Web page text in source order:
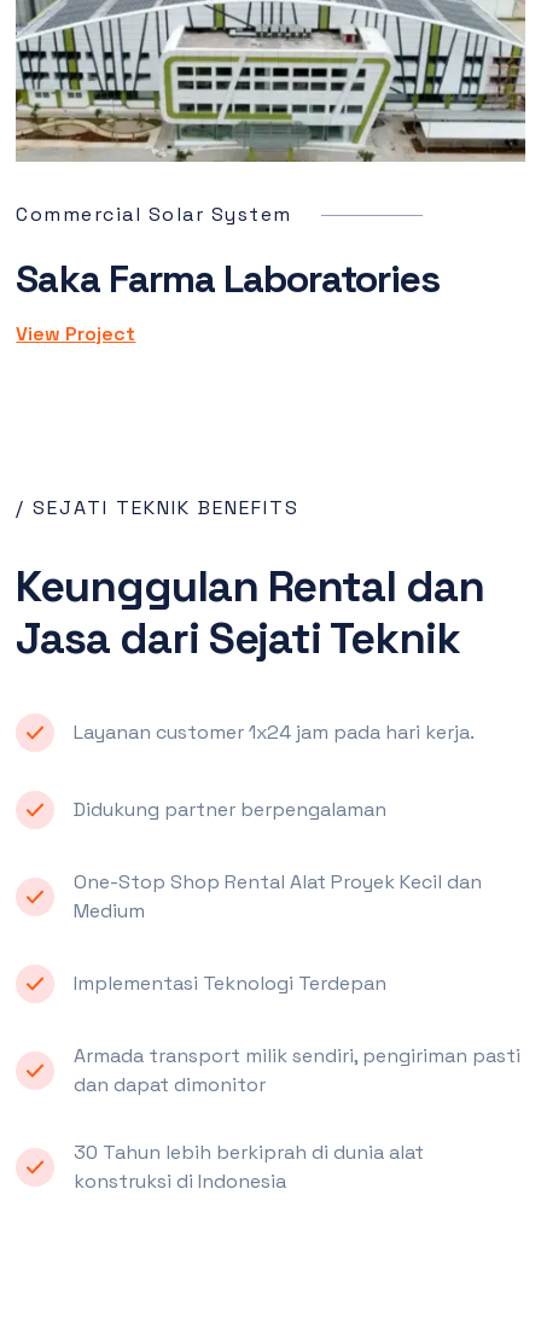
Commercial Solar System
Saka Farma Laboratories
View Project
/ SEJATI TEKNIK BENEFITS
Keunggulan Rental dan
Jasa dari Sejati Teknik
Layanan customer 1x24 jam pada hari kerja.
Didukung partner berpengalaman
One-Stop Shop Rental Alat Proyek Kecil dan
Medium
Implementasi Teknologi Terdepan
Armada transport milik sendiri, pengiriman pasti
dan dapat dimonitor
30 Tahun lebih berkiprah di dunia alat
konstruksi di Indonesia